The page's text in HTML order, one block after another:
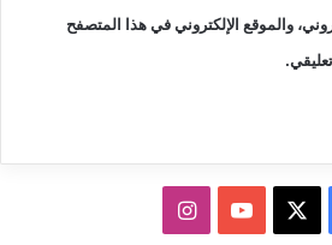
والموقع الإلكتروني في هذا المتصفح
‫YouTubeانستقرام